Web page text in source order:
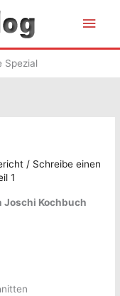
Spezial
/ Schreibe einen
1
Joschi Kochbuch